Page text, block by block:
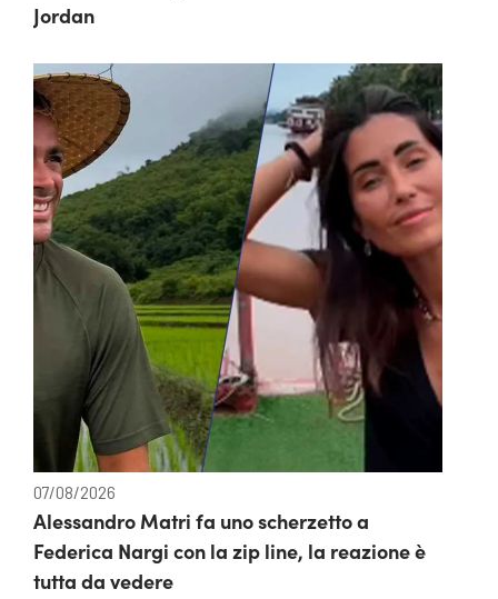
Jordan
07/08/2026
Alessandro Matri fa uno scherzetto a
Federica Nargi con la zip line, la reazione è
tutta da vedere